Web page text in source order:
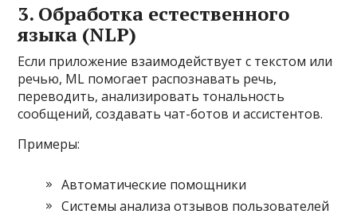
3. Обработка естественного
языка (NLP)
Если приложение взаимодействует с текстом или
речью, ML помогает распознавать речь,
переводить, анализировать тональность
сообщений, создавать чат-ботов и ассистентов.
Примеры:
Автоматические помощники
Системы анализа отзывов пользователей